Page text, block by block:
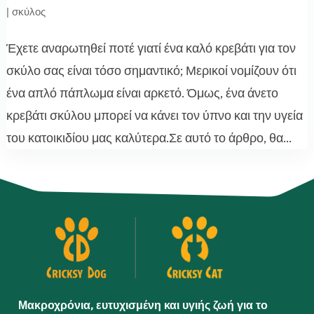
| σκύλος
Έχετε αναρωτηθεί ποτέ γιατί ένα καλό κρεβάτι για τον
σκύλο σας είναι τόσο σημαντικό; Μερικοί νομίζουν ότι
ένα απλό πάπλωμα είναι αρκετό. Όμως, ένα άνετο
κρεβάτι σκύλου μπορεί να κάνει τον ύπνο και την υγεία
του κατοικιδίου μας καλύτερα.Σε αυτό το άρθρο, θα...
Μακροχρόνια, ευτυχισμένη και υγιής ζωή για το